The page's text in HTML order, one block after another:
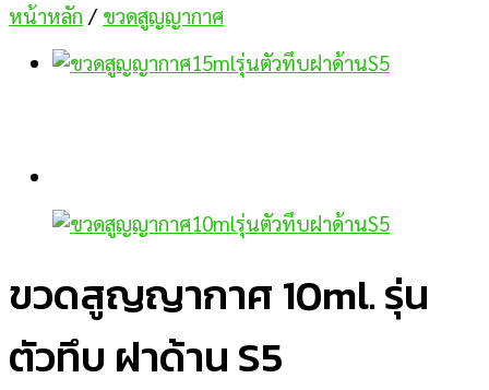
หน้าหลัก / ขวดสูญญากาศ
ขวดสูญญากาศ 10ml. รุ่น
ตัวทึบ ฝาด้าน S5